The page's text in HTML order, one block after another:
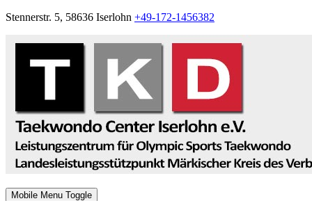
Stennerstr. 5, 58636 Iserlohn +49-172-1456382
Mobile Menu Toggle